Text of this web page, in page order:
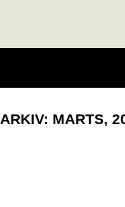
ARKIV: MARTS,